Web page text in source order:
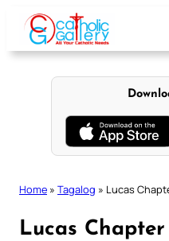
content
Home » Tagalog » Lucas
Lucas Chapter